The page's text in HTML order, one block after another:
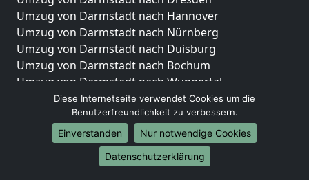
Umzug von Darmstadt nach Hannover
Umzug von Darmstadt nach Nürnberg
Umzug von Darmstadt nach Duisburg
Umzug von Darmstadt nach Bochum
Umzug von Darmstadt nach Wuppertal
Umzug von Darmstadt nach Bielefeld
Umzug von Darmstadt nach Bonn
Umzug von Darmstadt nach Münster
Internationale-Umzüge
Diese Internetseite verwendet Cookies um die
Benutzerfreundlichkeit zu verbessern.
Einverstanden
Nur notwendige Cookies
Datenschutzerklärung